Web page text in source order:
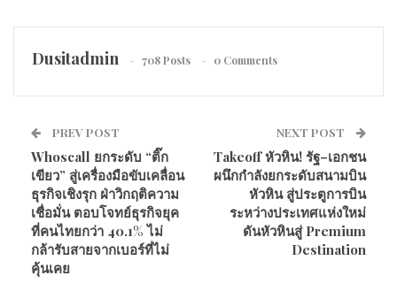
สำคัญ ได้แก่ โปรแกรม
‘ไทยช่วยไทยกับช้อปปี้: สนับสนุนการ
โอกาสทางดิจิทัลอย่างทั่วถึง เพื่อตอบสนองความต้องการของทั้งผู้
ขายและผู้ซื้อได้ดียิ่งขึ้น
โปรแกรมดังกล่าวมีมูลค่าการสนับสนุนรวมกว่า 500 ล้านบาท
ตลอดทั้งโครงการ เพื่อเพิ่มขีดความสามารถในการแข่งขันของร้าน
ค้าไทยรายย่อย หรือ MSME และสร้างระบบนิเวศที่เอื้อต่อการ
เติบโตอย่างยั่งยืน สะท้อนถึงการรวมพลังระหว่างภาครัฐและเอกชน
ในการสร้างฟันเฟืองที่แข็งแกร่งให้แก่เศรษฐกิจฐานราก อีกทั้งยัง
Dusitadmin 708 Posts 0 Comments
PREV POST
Whoscall ยกระดับ “ติ๊ก
เขียว” สู่เครื่องมือขับเคลื่อน
ธุรกิจเชิงรุก ฝ่าวิกฤติความ
เชื่อมั่น ตอบโจทย์ธุรกิจยุค
ที่คนไทยกว่า 40.1% ไม่
กล้ารับสายจากเบอร์ที่ไม่
คุ้นเคย
NEXT POST
Takeoff หัวหิน! รัฐ–เอกชน
ผนึกกำลังยกระดับสนามบิน
หัวหิน สู่ประตูการบิน
ระหว่างประเทศแห่งใหม่
ดันหัวหินสู่ Premium
Destination